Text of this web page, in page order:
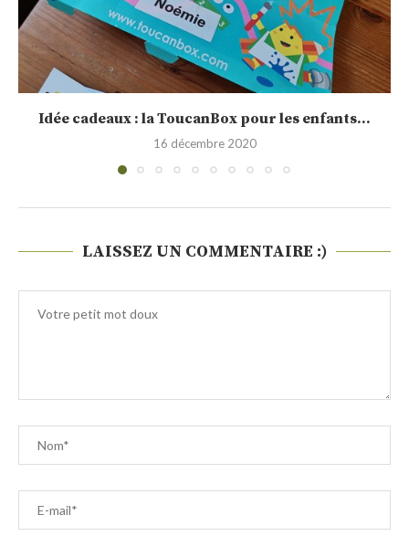
Sélection de calendrier de l’Avent 2020
30 novembre 2020
LAISSEZ UN COMMENTAIRE :)